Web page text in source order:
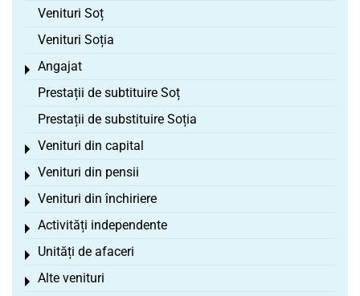
Venituri Soț
Venituri Soția
Angajat
Toggle menu
Prestații de subtituire Soț
Prestații de substituire Soția
Venituri din capital
Toggle menu
Venituri din pensii
Toggle menu
Venituri din închiriere
Toggle menu
Activități independente
Toggle menu
Unități de afaceri
Toggle menu
Alte venituri
Toggle menu